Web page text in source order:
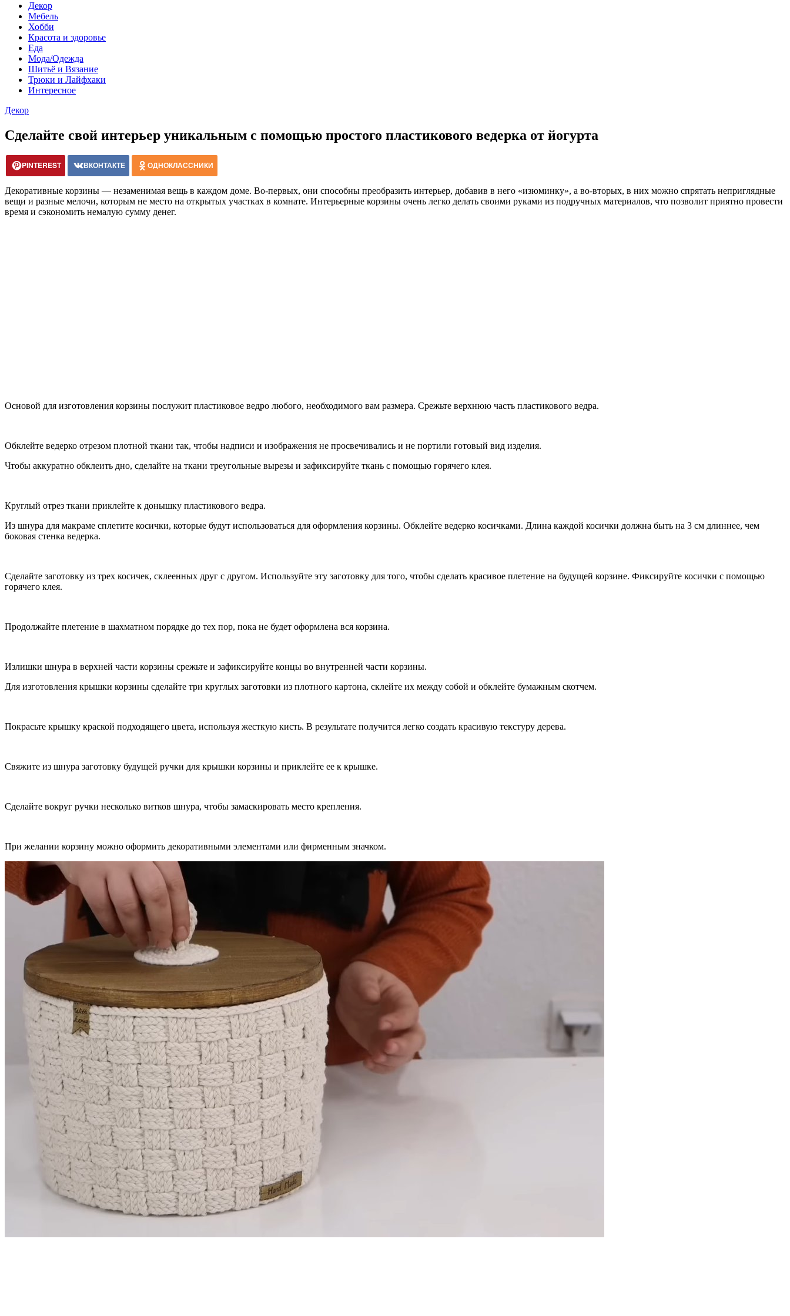
Декор
Мебель
Хобби
Красота и здоровье
Еда
Мода/Одежда
Шитьё и Вязание
Трюки и Лайфхаки
Интересное
Декор
Сделайте свой интерьер уникальным с помощью простого пластикового ведерка от йогурта
PINTEREST ВКОНТАКТЕ ОДНОКЛАССНИКИ
Декоративные корзины — незаменимая вещь в каждом доме. Во-первых, они способны преобразить интерьер, добавив в него «изюминку», а во-вторых, в них можно спрятать неприглядные
вещи и разные мелочи, которым не место на открытых участках в комнате. Интерьерные корзины очень легко делать своими руками из подручных материалов, что позволит приятно провести
время и сэкономить немалую сумму денег.
Основой для изготовления корзины послужит пластиковое ведро любого, необходимого вам размера. Срежьте верхнюю часть пластикового ведра.
Обклейте ведерко отрезом плотной ткани так, чтобы надписи и изображения не просвечивались и не портили готовый вид изделия.
Чтобы аккуратно обклеить дно, сделайте на ткани треугольные вырезы и зафиксируйте ткань с помощью горячего клея.
Круглый отрез ткани приклейте к донышку пластикового ведра.
Из шнура для макраме сплетите косички, которые будут использоваться для оформления корзины. Обклейте ведерко косичками. Длина каждой косички должна быть на 3 см длиннее, чем
боковая стенка ведерка.
Сделайте заготовку из трех косичек, склеенных друг с другом. Используйте эту заготовку для того, чтобы сделать красивое плетение на будущей корзине. Фиксируйте косички с помощью
горячего клея.
Продолжайте плетение в шахматном порядке до тех пор, пока не будет оформлена вся корзина.
Излишки шнура в верхней части корзины срежьте и зафиксируйте концы во внутренней части корзины.
Для изготовления крышки корзины сделайте три круглых заготовки из плотного картона, склейте их между собой и обклейте бумажным скотчем.
Покрасьте крышку краской подходящего цвета, используя жесткую кисть. В результате получится легко создать красивую текстуру дерева.
Свяжите из шнура заготовку будущей ручки для крышки корзины и приклейте ее к крышке.
Сделайте вокруг ручки несколько витков шнура, чтобы замаскировать место крепления.
При желании корзину можно оформить декоративными элементами или фирменным значком.